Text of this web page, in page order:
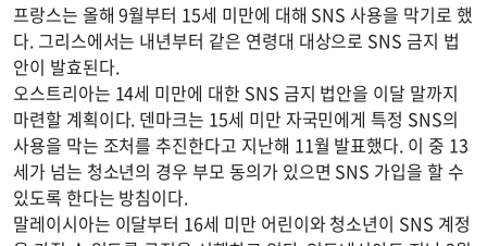
프랑스는 올해 9월부터 15세 미만에 대해 SNS 사용을 막기로 했
다. 그리스에서는 내년부터 같은 연령대 대상으로 SNS 금지 법
안이 발효된다.
오스트리아는 14세 미만에 대한 SNS 금지 법안을 이달 말까지
마련할 계획이다. 덴마크는 15세 미만 자국민에게 특정 SNS의
사용을 막는 조처를 추진한다고 지난해 11월 발표했다. 이 중 13
세가 넘는 청소년의 경우 부모 동의가 있으면 SNS 가입을 할 수
있도록 한다는 방침이다.
말레이시아는 이달부터 16세 미만 어린이와 청소년이 SNS 계정